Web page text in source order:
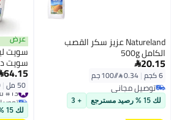
Natureland عزيز سكر القصب
الكامل 500g
20.15
6 كجم |
توصيل مجاني
توصيل مجانيلك 15 % رصيد مسترجع + 3
عرض
سويت
سويت
64.15
50 مل |128.30 /⁨/100 مل⁩ #13 في محليات خالية من السكر
#13 في محليات خالية من السكرلك 15 % رصيد مسترجع